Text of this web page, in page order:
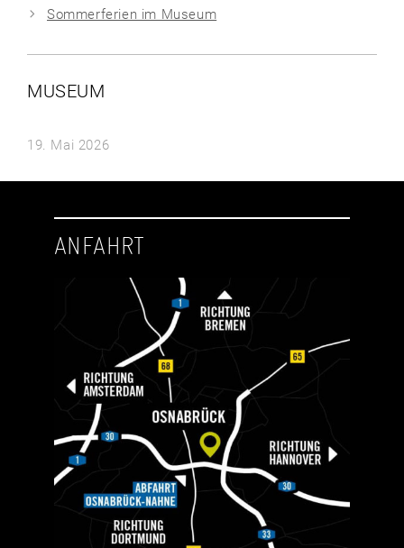
MUSEUM
19. Mai 2026
Sommerferien im Museum
ANFAHRT